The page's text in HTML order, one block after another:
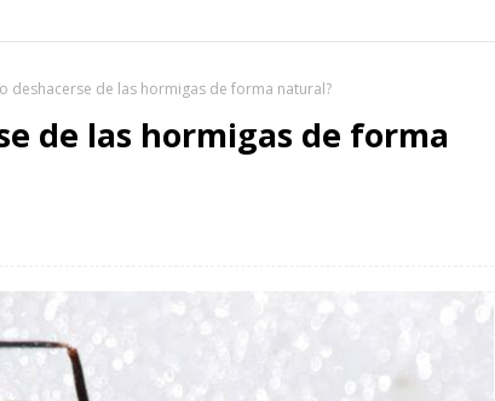
deshacerse de las hormigas de forma natural?
de las hormigas de forma